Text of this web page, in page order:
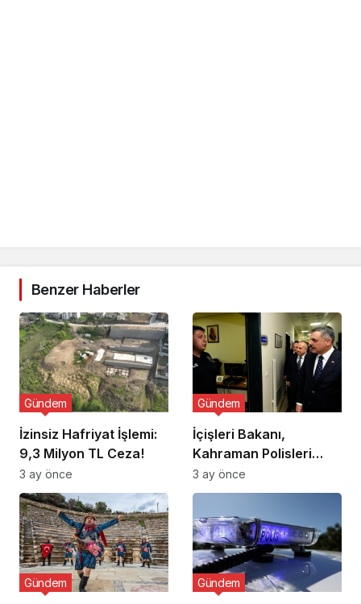
Benzer Haberler
İzinsiz Hafriyat İşlemi:
9,3 Milyon TL Ceza!
Gündem
3 ay önce
İçişleri Bakanı,
Kahraman Polisleri
Ziyaret Etti
Gündem
3 ay önce
Gündem Gündem